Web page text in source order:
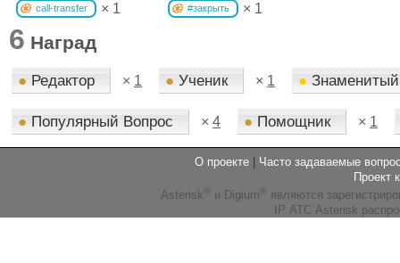
call-transfer × 1 #закрыть × 1
6 Наград
● Редактор × 1 ● Ученик × 1 ●
● Популярный Вопрос × 4 ● Помощник × 1
О проекте
Часто задаваемые
Проект
Asterisk ® и Digium ® являются
IP АТС Asterisk